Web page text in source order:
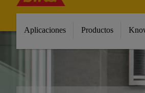
Aplicaciones Productos